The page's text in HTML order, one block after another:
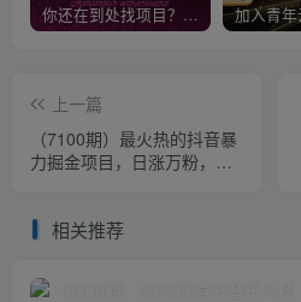
你还在到处找项目？还在当韭菜？我靠卖项目一个月收入5万+，曾经我也是个失败者。
上一篇
（7100期）最火热的抖音暴
力掘金项目，日涨万粉，多
相关推荐